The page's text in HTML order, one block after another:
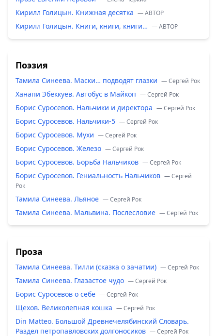
Кирилл Голицын. Книжная десятка — ABTOP
Кирилл Голицын. Книги, книги, книги… — ABTOP
Поэзия
Тамила Синеева. Маски… подводят глазки — Сергей Рок
Ханапи Эбеккуев. Автобус в Майкоп — Сергей Рок
Борис Суросевов. Нальчики и директора — Сергей Рок
Борис Суросевов. Нальчики-5 — Сергей Рок
Борис Суросевов. Мухи — Сергей Рок
Борис Суросевов. Железо — Сергей Рок
Борис Суросевов. Борьба Нальчиков — Сергей Рок
Борис Суросевов. Гениальность Нальчиков — Сергей
Рок
Тамила Синеева. Льяное — Сергей Рок
Тамила Синеева. Мальвина. Послесловие — Сергей Рок
Проза
Тамила Синеева. Тилли (сказка о зачатии) — Сергей Рок
Тамила Синеева. Глазастое чудо — Сергей Рок
Борис Суросевов о себе — Сергей Рок
Щехов. Великолепная кошка — Сергей Рок
Din Matteo. Большой Древнечелябинский Словарь.
Раздел петропавловских долгоносиков — Сергей Рок